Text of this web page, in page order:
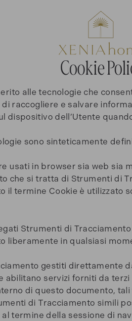
Cookie
alle tecnologie che
raccogliere e salvare
dispositivo dell’Utente
sono sinteticamente
usati in browser sia web
che si tratta di Strumenti di
il termine Cookie è
Strumenti di
liberamente in qualsiasi
gestiti direttamente
abilitano servizi forniti da
di questo documento,
di Tracciamento simili
termine della sessione di